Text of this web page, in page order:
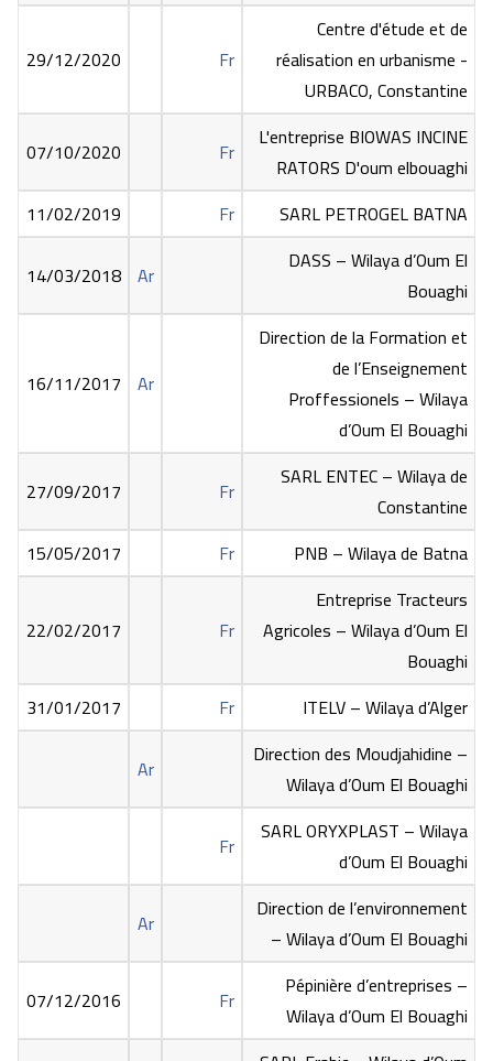
Centre d'étude et de
réalisation en urbanisme -
URBACO, Constantine
Fr
29/12/2020
L'entreprise BIOWAS INCINE
RATORS D'oum elbouaghi
Fr
07/10/2020
SARL PETROGEL BATNA
Fr
11/02/2019
DASS – Wilaya d’Oum El
Bouaghi
Ar
14/03/2018
Direction de la Formation et
de l’Enseignement
Proffessionels – Wilaya
d’Oum El Bouaghi
Ar
16/11/2017
SARL ENTEC – Wilaya de
Constantine
Fr
27/09/2017
PNB – Wilaya de Batna
Fr
15/05/2017
Entreprise Tracteurs
Agricoles – Wilaya d’Oum El
Bouaghi
Fr
22/02/2017
ITELV – Wilaya d’Alger
Fr
31/01/2017
Direction des Moudjahidine –
Wilaya d’Oum El Bouaghi
Ar
SARL ORYXPLAST – Wilaya
d’Oum El Bouaghi
Fr
Direction de l’environnement
– Wilaya d’Oum El Bouaghi
Ar
Pépinière d’entreprises –
Wilaya d’Oum El Bouaghi
Fr
07/12/2016